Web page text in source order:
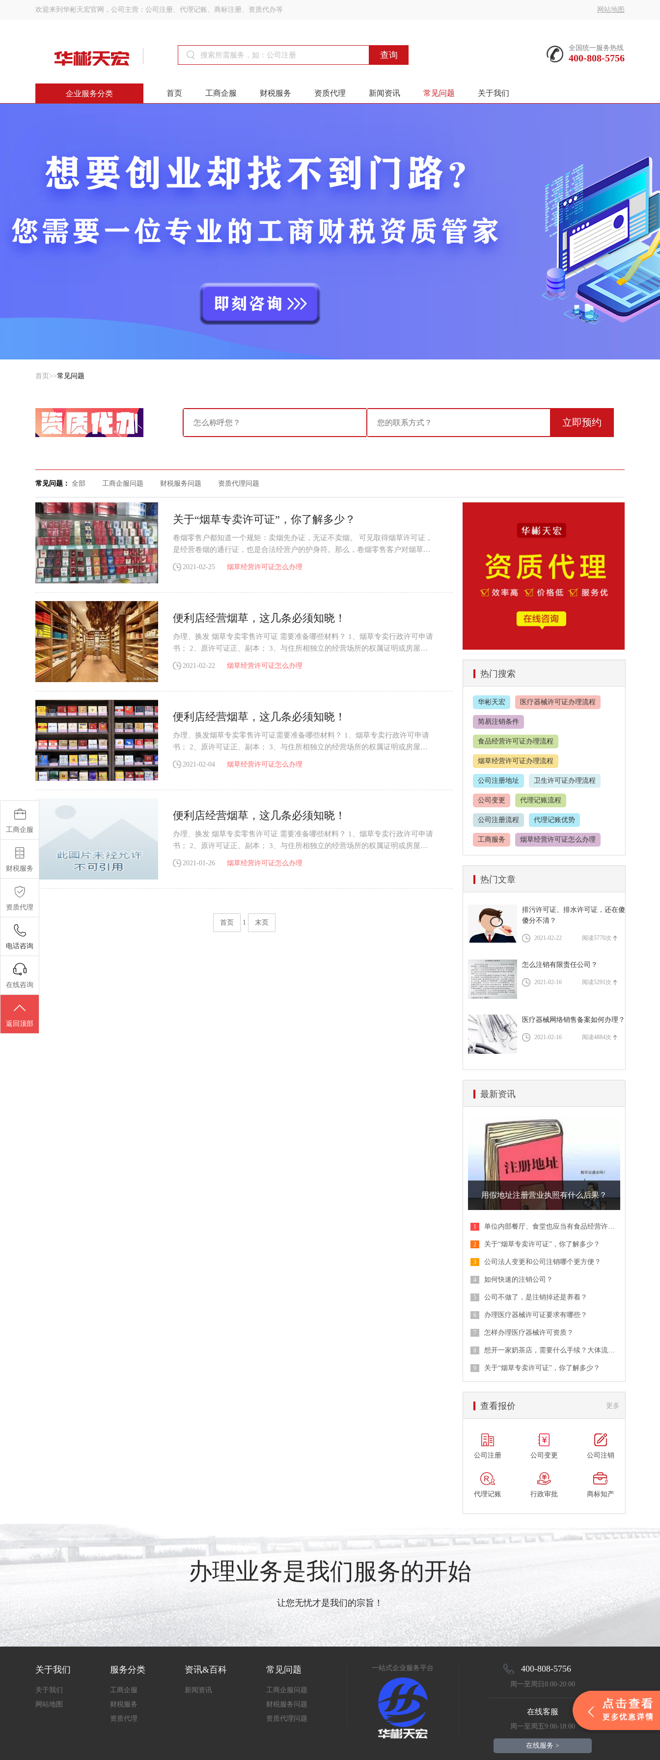
欢迎来到华彬天宏官网，公司主营：公司注册、代理记账、商标注册、资质代办等 网站地图
全国统一服务热线
400-808-5756
查询
企业服务分类 首页 工商企服 财税服务 资质代理 新闻资讯 常见问题 关于我们
首页 >>常见问题
常见问题： 全部 工商企服问题 财税服务问题 资质代理问题
关于“烟草专卖许可证”，你了解多少？
卷烟零售户都知道一个规矩：卖烟先办证，无证不卖烟。 可见取得烟草许可证，
是经营卷烟的通行证，也是合法经营户的护身符。那么，卷烟零售客户对烟草专
2021-02-25 烟草经营许可证怎么办理
便利店经营烟草，这几条必须知晓！
办理、换发 烟草专卖零售许可证 需要准备哪些材料？ 1、烟草专卖行政许可申请
书； 2、原许可证正、副本； 3、与住所相独立的经营场所的权属证明或房屋租
2021-02-22 烟草经营许可证怎么办理
便利店经营烟草，这几条必须知晓！
办理、换发烟草专卖零售许可证需要准备哪些材料？ 1、烟草专卖行政许可申请
书； 2、原许可证正、副本； 3、与住所相独立的经营场所的权属证明或房屋租
2021-02-04 烟草经营许可证怎么办理
便利店经营烟草，这几条必须知晓！
办理、换发 烟草专卖零售许可证 需要准备哪些材料？ 1、烟草专卖行政许可申请
书； 2、原许可证正、副本； 3、与住所相独立的经营场所的权属证明或房屋租
2021-01-26 烟草经营许可证怎么办理
首页 1 末页
热门搜索
华彬天宏 医疗器械许可证办理流程
简易注销条件
食品经营许可证办理流程
烟草经营许可证办理流程
公司注册地址 卫生许可证办理流程
公司变更 代理记账流程
公司注册流程 代理记账优势
工商服务 烟草经营许可证怎么办理
食品经营许可证办理价格
资质代办流程
道路运输许可证办理流程 税务服务
热门文章
排污许可证、排水许可证，还在傻
傻分不清？
2021-02-22 阅读5770次
怎么注销有限责任公司？
2021-02-16 阅读5291次
医疗器械网络销售备案如何办理？
2021-02-16 阅读4884次
最新资讯
用假地址注册营业执照有什么后果？
单位内部餐厅、食堂也应当有食品经营许可证
关于“烟草专卖许可证”，你了解多少？
公司法人变更和公司注销哪个更方便？
如何快速的注销公司？
公司不做了，是注销掉还是养着？
办理医疗器械许可证要求有哪些？
怎样办理医疗器械许可资质？
想开一家奶茶店，需要什么手续？大体流程是什么？
关于“烟草专卖许可证”，你了解多少？
查看报价 更多
公司注册 公司变更 公司注销
代理记账 行政审批 商标知产
办理业务是我们服务的开始
让您无忧才是我们的宗旨！
关于我们
关于我们
网站地图
服务分类
工商企服
财税服务
资质代理
资讯&百科
新闻资讯
常见问题
工商企服问题
财税服务问题
资质代理问题
一站式企业服务平台 400-808-5756
周一至周日8:00-20:00
在线客服
周一至周五9:00-18:00
在线服务 >
工商企服
财税服务
资质代理
电话咨询
在线咨询
返回顶部